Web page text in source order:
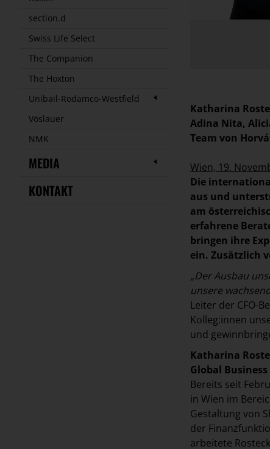
section.d
Swiss Life Select
The Companion
The Hoxton
Unibail-Rodamco-Westfield
Vöslauer
NMK
MEDIA
KONTAKT
Katharina
Adina Nita,
Team von
Wien, 19.
Die
aus und
am
erfahrene
bringen ihre
ein. Zusätzlich
„Der Ausbau
unsere
Leiter der CFO-
Kolleg:innen
und
Katharina
Global Business
Bereits seit
in Wien im
Gestaltung von
der
arbeitete